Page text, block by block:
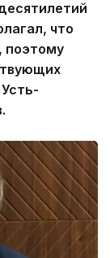
что
поэтому